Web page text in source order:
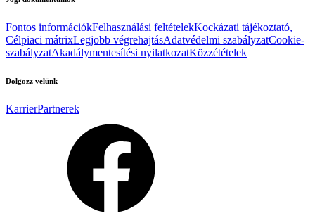
Fontos információkFelhasználási feltételekKockázati tájékoztató,
Célpiaci mátrixLegjobb végrehajtásAdatvédelmi szabályzatCookie-
szabályzatAkadálymentesítési nyilatkozatKözzétételek
Dolgozz velünk
KarrierPartnerek